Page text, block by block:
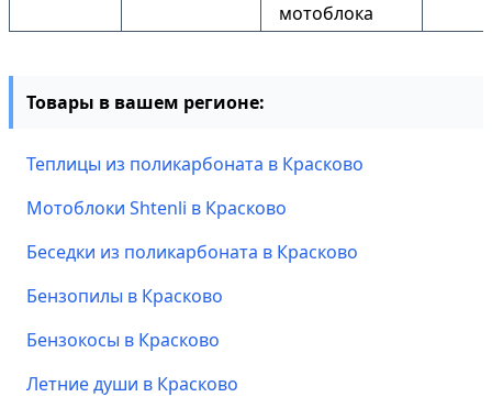
мотоблока
Товары в вашем регионе:
Теплицы из поликарбоната в Красково
Мотоблоки Shtenli в Красково
Беседки из поликарбоната в Красково
Бензопилы в Красково
Бензокосы в Красково
Летние души в Красково